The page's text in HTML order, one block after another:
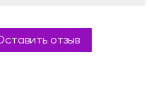
отзыв